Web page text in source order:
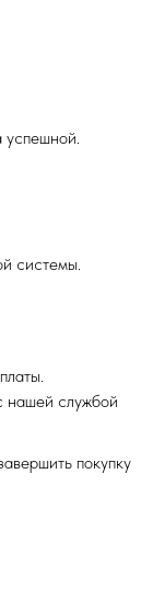
успешной.
системы.
нашей службой
покупку